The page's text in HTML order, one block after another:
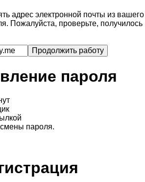
адрес электронной почты из вашего
Пожалуйста, проверьте, получилось
пароля
пароля.